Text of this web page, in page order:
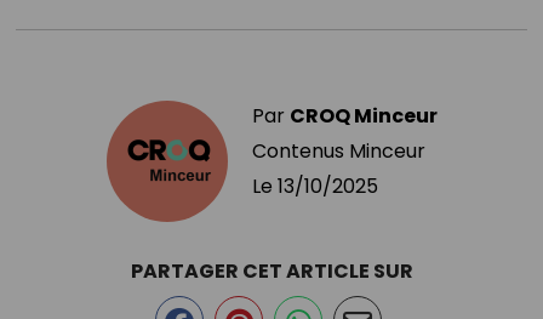
Par CROQ Minceur
Contenus Minceur
Le 13/10/2025
PARTAGER CET ARTICLE SUR